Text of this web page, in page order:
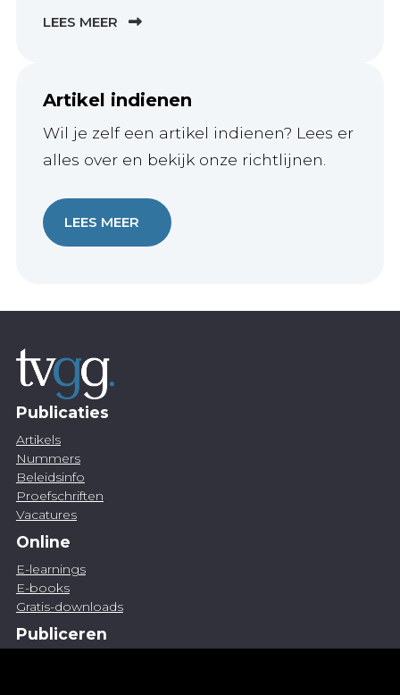
LEES MEER
Artikel indienen
Wil je zelf een artikel indienen? Lees er
alles over en bekijk onze richtlijnen.
LEES MEER
Publicaties
Artikels
Nummers
Beleidsinfo
Proefschriften
Vacatures
Online
E-learnings
E-books
Gratis-downloads
Publiceren